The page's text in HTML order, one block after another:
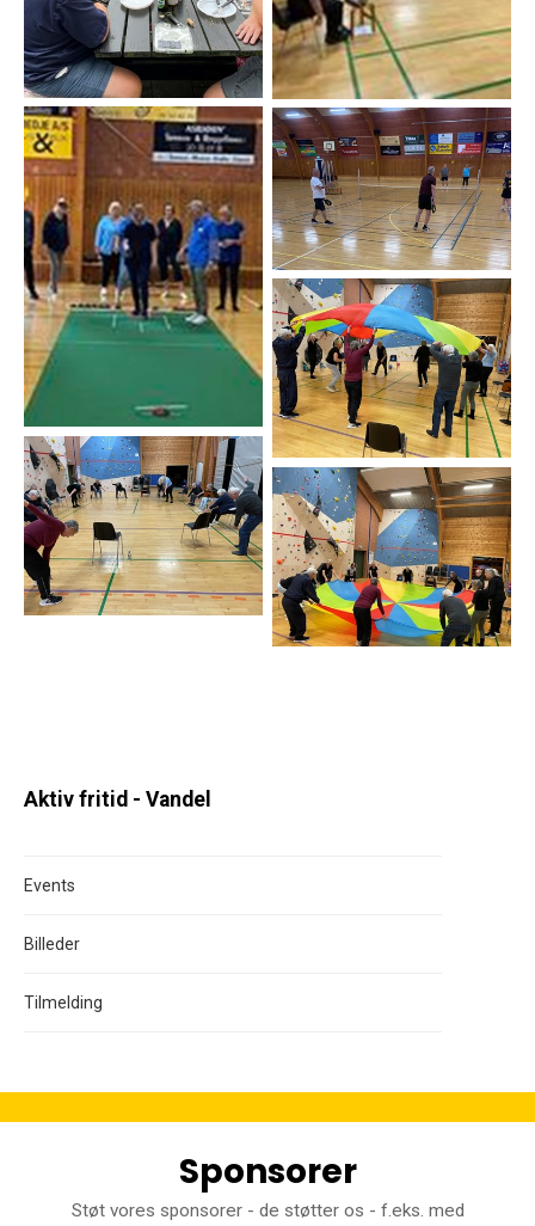
Aktiv fritid - Vandel
Events
Billeder
Tilmelding
Sponsorer
Støt vores sponsorer - de støtter os - f.eks. med